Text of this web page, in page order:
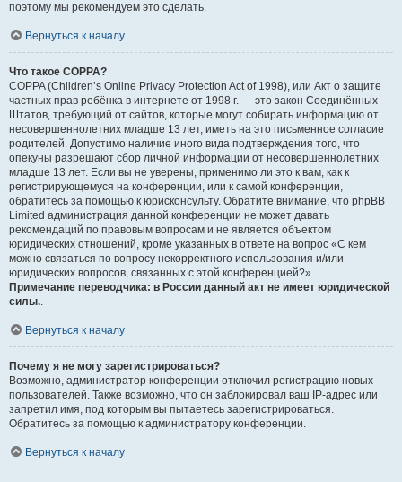
поэтому мы рекомендуем это сделать.
Вернуться к началу
Что такое COPPA?
COPPA (Children’s Online Privacy Protection Act of 1998), или Акт о защите
частных прав ребёнка в интернете от 1998 г. — это закон Соединённых
Штатов, требующий от сайтов, которые могут собирать информацию от
несовершеннолетних младше 13 лет, иметь на это письменное согласие
родителей. Допустимо наличие иного вида подтверждения того, что
опекуны разрешают сбор личной информации от несовершеннолетних
младше 13 лет. Если вы не уверены, применимо ли это к вам, как к
регистрирующемуся на конференции, или к самой конференции,
обратитесь за помощью к юрисконсульту. Обратите внимание, что phpBB
Limited администрация данной конференции не может давать
рекомендаций по правовым вопросам и не является объектом
юридических отношений, кроме указанных в ответе на вопрос «С кем
можно связаться по вопросу некорректного использования и/или
юридических вопросов, связанных с этой конференцией?».
Примечание переводчика: в России данный акт не имеет юридической
силы..
Вернуться к началу
Почему я не могу зарегистрироваться?
Возможно, администратор конференции отключил регистрацию новых
пользователей. Также возможно, что он заблокировал ваш IP-адрес или
запретил имя, под которым вы пытаетесь зарегистрироваться.
Обратитесь за помощью к администратору конференции.
Вернуться к началу